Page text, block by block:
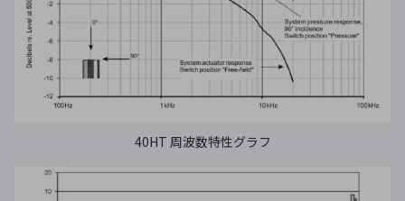
40HT 周波数特性グラフ